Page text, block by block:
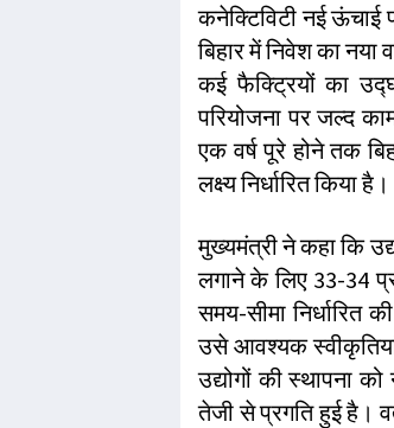
कनेक्टिविटी नई ऊंचाई
बिहार में निवेश का नया
कई फैक्ट्रियों का
परियोजना पर जल्द
एक वर्ष पूरे होने तक
लक्ष्य निर्धारित किया है।
मुख्यमंत्री ने कहा कि
लगाने के लिए 33-34
समय-सीमा निर्धारित
उसे आवश्यक
उद्योगों की स्थापना
तेजी से प्रगति हुई है।